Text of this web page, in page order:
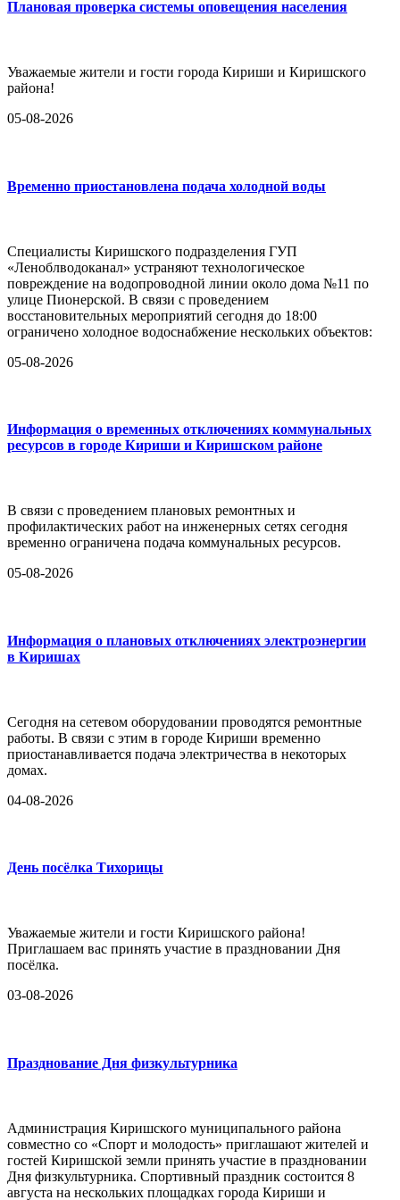
Плановая проверка системы оповещения населения
Уважаемые жители и гости города Кириши и Киришского
района!
05-08-2026
Временно приостановлена подача холодной воды
Специалисты Киришского подразделения ГУП
«Леноблводоканал» устраняют технологическое
повреждение на водопроводной линии около дома №11 по
улице Пионерской. В связи с проведением
восстановительных мероприятий сегодня до 18:00
ограничено холодное водоснабжение нескольких объектов:
05-08-2026
Информация о временных отключениях коммунальных
ресурсов в городе Кириши и Киришском районе
В связи с проведением плановых ремонтных и
профилактических работ на инженерных сетях сегодня
временно ограничена подача коммунальных ресурсов.
05-08-2026
Информация о плановых отключениях электроэнергии
в Киришах
Сегодня на сетевом оборудовании проводятся ремонтные
работы. В связи с этим в городе Кириши временно
приостанавливается подача электричества в некоторых
домах.
04-08-2026
День посёлка Тихорицы
Уважаемые жители и гости Киришского района!
Приглашаем вас принять участие в праздновании Дня
посёлка.
03-08-2026
Празднование Дня физкультурника
Администрация Киришского муниципального района
совместно со «Спорт и молодость» приглашают жителей и
гостей Киришской земли принять участие в праздновании
Дня физкультурника. Спортивный праздник состоится 8
августа на нескольких площадках города Кириши и